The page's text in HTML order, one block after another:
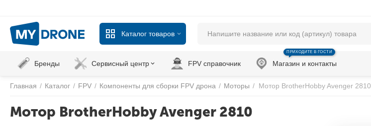
Каталог товаров
Бренды Сервисный центр FPV справочник Магазин и контакты
ПРИХОДИТЕ В ГОСТИ
Главная / Каталог / FPV / Компоненты для сборки FPV дрона / Моторы / Мотор BrotherHobby Avenger 2810
Мотор BrotherHobby Avenger 2810